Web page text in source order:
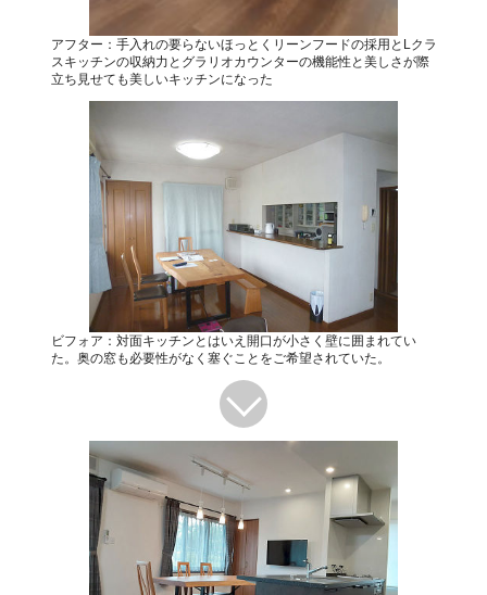
アフター：手入れの要らないほっとくリーンフードの採用とLクラ
スキッチンの収納力とグラリオカウンターの機能性と美しさが際
立ち見せても美しいキッチンになった
ビフォア：対面キッチンとはいえ開口が小さく壁に囲まれてい
た。奥の窓も必要性がなく塞ぐことをご希望されていた。